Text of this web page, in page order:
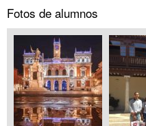
Fotos de alumnos